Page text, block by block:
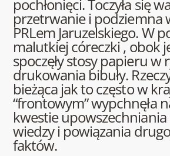
pochłonięci. Toczyła się
przetrwanie i podziemna
PRLem Jaruzelskiego. W
malutkiej córeczki , obok
spoczęły stosy papieru w
drukowania bibuły.
bieżąca jak to często w
“frontowym” wypchnęła
kwestie
wiedzy i powiązania
faktów.